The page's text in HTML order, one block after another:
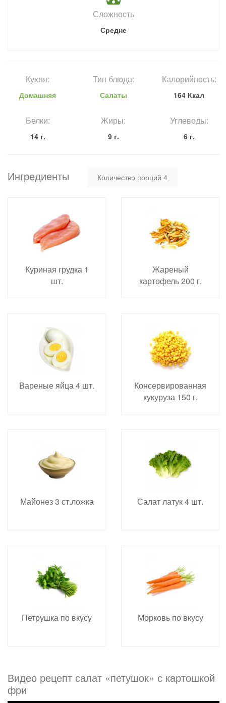
Сложность
Средне
Кухня:
Домашняя
Тип блюда:
Салаты
Калорийность:
164 Ккал
Белки:
14 г.
Жиры:
9 г.
Углеводы:
6 г.
Ингредиенты Количество порций 4
Куриная грудка 1
шт.
Жареный
картофель 200 г.
Вареные яйца 4 шт.
Консервированная
кукуруза 150 г.
Майонез 3 ст.ложка Салат латук 4 шт.
Петрушка по вкусу Морковь по вкусу
Видео рецепт салат «петушок» с картошкой
фри